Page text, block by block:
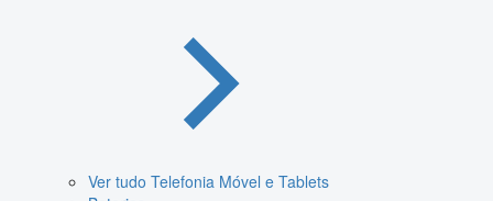
Ver tudo Telefonia Móvel e Tablets